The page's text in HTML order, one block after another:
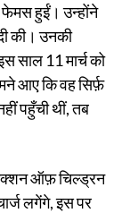
फेमस हुईं। उन्होंने
की। उनकी
साल 11 मार्च को
आए कि वह सिर्फ़
पहुँची थीं, तब
ऑफ़ चिल्ड्रन
लगेंगे, इस पर